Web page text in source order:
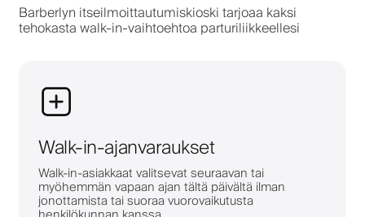
Barberlyn itseilmoittautumiskioski tarjoaa kaksi
tehokasta walk-in-vaihtoehtoa parturiliikkeellesi
Walk-in-ajanvaraukset
Walk-in-asiakkaat valitsevat seuraavan tai
myöhemmän vapaan ajan tältä päivältä ilman
jonottamista tai suoraa vuorovaikutusta